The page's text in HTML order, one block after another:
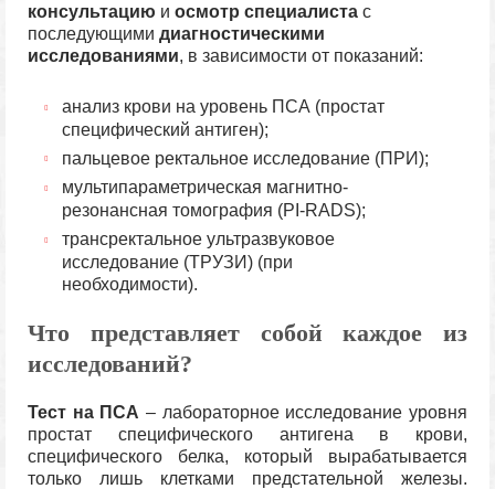
консультацию и осмотр специалиста с
последующими диагностическими
исследованиями, в зависимости от показаний:
анализ крови на уровень ПСА (простат
специфический антиген);
пальцевое ректальное исследование (ПРИ);
мультипараметрическая магнитно-
резонансная томография (PI-RADS);
трансректальное ультразвуковое
исследование (ТРУЗИ) (при
необходимости).
Что представляет собой каждое из
исследований?
Тест на ПСА – лабораторное исследование уровня
простат специфического антигена в крови,
специфического белка, который вырабатывается
только лишь клетками предстательной железы.